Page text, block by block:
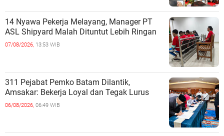
14 Nyawa Pekerja Melayang, Manager PT
ASL Shipyard Malah Dituntut Lebih Ringan
07/08/2026, 13:53 WIB
311 Pejabat Pemko Batam Dilantik,
Amsakar: Bekerja Loyal dan Tegak Lurus
06/08/2026, 06:49 WIB